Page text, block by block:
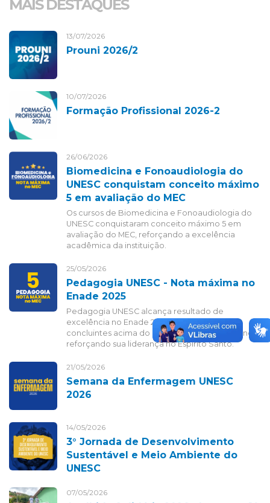
MAIS DESTAQUES
13/07/2026
Prouni 2026/2
10/07/2026
Formação Profissional 2026-2
26/06/2026
Biomedicina e Fonoaudiologia do
UNESC conquistam conceito máximo
5 em avaliação do MEC
Os cursos de Biomedicina e Fonoaudiologia do
UNESC conquistaram conceito máximo 5 em
avaliação do MEC, reforçando a excelência
acadêmica da instituição.
25/05/2026
Pedagogia UNESC - Nota máxima no
Enade 2025
Pedagogia UNESC alcança resultado de
excelência no Enade 2025, com 100% dos
concluintes acima do nível básico de proficiência,
reforçando sua liderança no Espírito Santo.
21/05/2026
Semana da Enfermagem UNESC
2026
14/05/2026
3° Jornada de Desenvolvimento
Sustentável e Meio Ambiente do
UNESC
07/05/2026